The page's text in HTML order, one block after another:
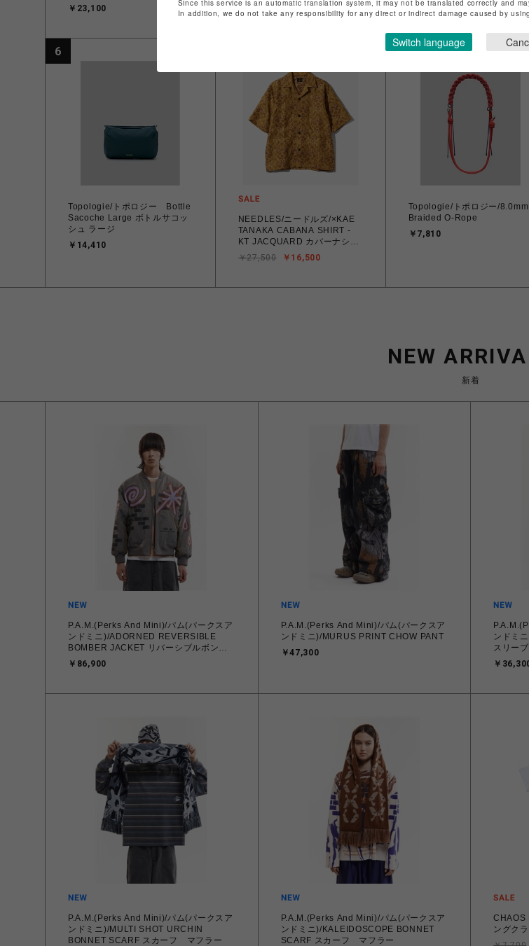
￥23,100
￥14,410
￥10,340
6
Topologie/トポロジー Bottle
Sacoche Large ボトルサコッ
シュ ラージ
￥14,410
NEEDLES/ニードルズ/×KAE
TANAKA CABANA SHIRT -
KT JACQUARD カバーナシャ
ツ 半袖シャツ￥16,500
￥27,500
8
Topologie/トポロジー/8.0mm
Braided O-Rope
￥7,810
NEW
新着
P.A.M.(Perks And Mini)/パム(パークスア
ンドミニ)/ADORNED REVERSIBLE
BOMBER JACKET リバーシブルボンバ
ージャケット
￥86,900
P.A.M.(Perks And Mini)/パム(パークスア
ンドミニ)/MURUS PRINT CHOW PANT
￥47,300
ンドミニ
スリー
￥
P.A.M.(Perks And Mini)/パム(パークスア
ンドミニ)/MULTI SHOT URCHIN
BONNET SCARF スカーフ マフラー
P.A.M.(Perks And Mini)/パム(パークスア
ンドミニ)/KALEIDOSCOPE BONNET
SCARF スカーフ マフラー
CHAOS
ングク
Since this service is an automatic translation system, it may not be translated correctly and
In addition, we do not take any responsibility for any direct or indirect damage caused by
Switch language